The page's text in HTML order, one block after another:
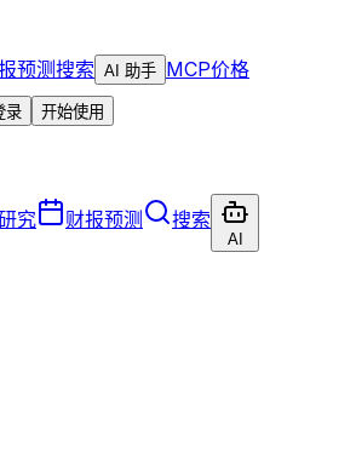
预测搜索 AI 助手 MCP价格
录 开始使用
究 财报预测 搜索
AI